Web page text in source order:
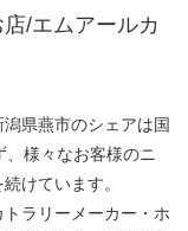
/エムアールカ
県燕市のシェアは国
様々なお客様のニ
けています。
ラリーメーカー・ホ